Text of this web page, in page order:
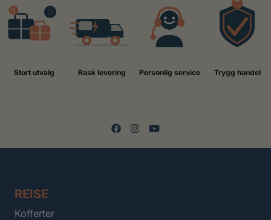
Stort utvalg Rask levering Personlig service Trygg handel
REISE
Kofferter